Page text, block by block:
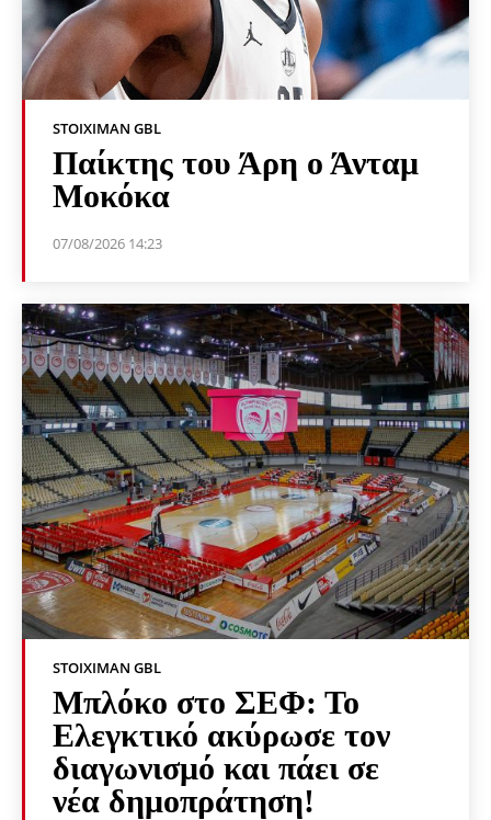
STOIXIMAN GBL
Παίκτης του Άρη ο Άνταμ
Μοκόκα
07/08/2026 14:23
STOIXIMAN GBL
Μπλόκο στο ΣΕΦ: Το
Ελεγκτικό ακύρωσε τον
διαγωνισμό και πάει σε
νέα δημοπράτηση!